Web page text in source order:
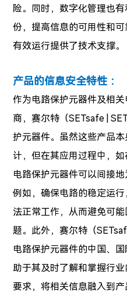
险。同时，数字化管理也
份，提高信息的可用性和
有效运行提供了技术支撑。
产品的信息安全特性 ：
作为电路保护元器件及相
商，赛尔特（SETsafe |
护元器件。虽然这些产品
计，但在其应用过程中，如
电路保护元器件可以间接
例如，确保电路的稳定运
法正常工作，从而避免可
题。此外，赛尔特（
电路保护元器件的中国、
助于其及时了解和掌握行
要求，将相关信息融入到